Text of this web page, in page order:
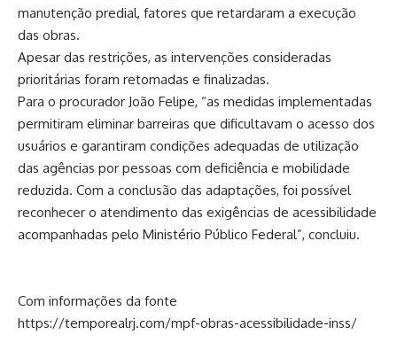
manutenção predial, fatores que retardaram a execução
das obras.
Apesar das restrições, as intervenções consideradas
prioritárias foram retomadas e finalizadas.
Para o procurador João Felipe, “as medidas implementadas
permitiram eliminar barreiras que dificultavam o acesso dos
usuários e garantiram condições adequadas de utilização
das agências por pessoas com deficiência e mobilidade
reduzida. Com a conclusão das adaptações, foi possível
reconhecer o atendimento das exigências de acessibilidade
acompanhadas pelo Ministério Público Federal”, concluiu.
Com informações da fonte
https://temporealrj.com/mpf-obras-acessibilidade-inss/